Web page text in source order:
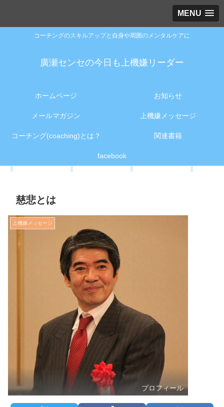
MENU
コーチングのスキルアップと自身や周囲のメンタルケアに
廣瀬センセの今日も上機嫌リーダー
ホームページ お知らせ
メールマガジン 上機嫌メッセージ
コーチング(coaching)とは？ 関連書籍
facebook
慈悲とは
上機嫌メッセージ
プロフィール